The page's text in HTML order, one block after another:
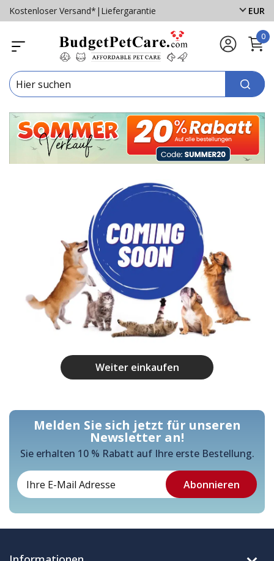
Kostenloser Versand* | Liefergarantie EUR
0
Weiter einkaufen
Melden Sie sich jetzt für unseren
Newsletter an!
Sie erhalten 10 % Rabatt auf Ihre erste Bestellung.